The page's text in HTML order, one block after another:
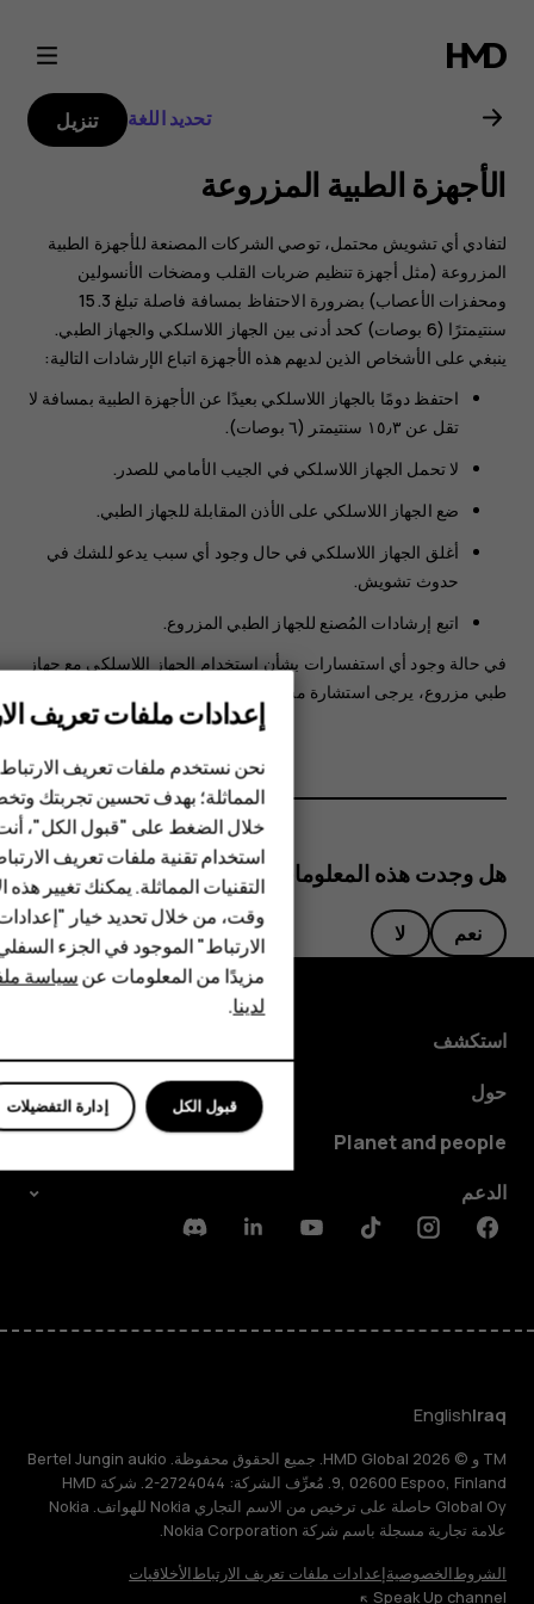
دليل
مستخدم
Nokia
8000
4G
الهواتف المميزة
HMD Terra M
HMD DUB
HMD Watch
للأعمال
تحديد اللغة تنزيل
الأجهزة الطبية المزروعة
لتفادي أي تشويش محتمل، توصي الشركات المصنعة للأجهزة الطبية
المزروعة (مثل أجهزة تنظيم ضربات القلب ومضخات الأنسولين
ومحفزات الأعصاب) بضرورة الاحتفاظ بمسافة فاصلة تبلغ 15.3
سنتيمترًا (6 بوصات) كحد أدنى بين الجهاز اللاسلكي والجهاز الطبي.
ينبغي على الأشخاص الذين لديهم هذه الأجهزة اتباع الإرشادات التالية:
احتفظ دومًا بالجهاز اللاسلكي بعيدًا عن الأجهزة الطبية بمسافة لا
تقل عن ١٥٫٣ سنتيمتر (٦ بوصات).
لا تحمل الجهاز اللاسلكي في الجيب الأمامي للصدر.
ضع الجهاز اللاسلكي على الأذن المقابلة للجهاز الطبي.
أغلق الجهاز اللاسلكي في حال وجود أي سبب يدعو للشك في
حدوث تشويش.
اتبع إرشادات المُصنع للجهاز الطبي المزروع.
في حالة وجود أي استفسارات بشأن استخدام الجهاز اللاسلكي مع جهاز
طبي مزروع، يرجى استشارة مسؤول الرعاية الطبية الخاص بك.
هل وجدت هذه المعلومات مفيدة؟
نعم لا
استكشف
حول
Planet and people
الدعم
Facebook
Instagram
Tiktok
Youtube
Linkedin
Discord
Iraq
English
TM و © 2026 HMD Global. جميع الحقوق محفوظة. Bertel Jungin aukio
9, 02600 Espoo, Finland. مُعرِّف الشركة: 2724044-2. شركة HMD
Global Oy حاصلة على ترخيص من الاسم التجاري Nokia للهواتف. Nokia
علامة تجارية مسجلة باسم شركة Nokia Corporation.
الشروطالخصوصيةإعدادات ملفات تعريف الارتباطالأخلاقيات
Speak Up channel
إعدادات ملفات تعريف
نحن نستخدم ملفات تعريف
المماثلة؛ بهدف تحسين تجربتك
خلال الضغط على "قبول الكل"،
استخدام تقنية ملفات تعريف
التقنيات المماثلة. يمكنك تغيير
وقت، من خلال تحديد خيار
الارتباط" الموجود في الجزء
مزيدًا من المعلومات عنسياسة
لدينا.
إدارة التفضيلات قبول الكل